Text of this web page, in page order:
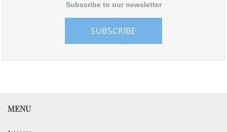
Subscribe to our newsletter
SUBSCRIBE
MENU